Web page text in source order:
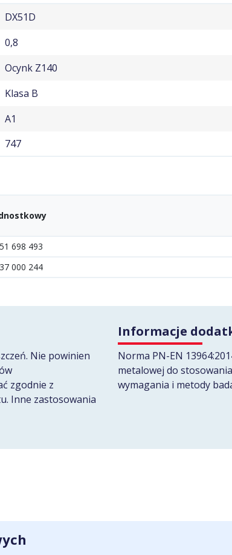
DX51D
0,8
Ocynk Z140
Klasa B
A1
747
698 493
000 244
Nie powinien
zgodnie z
Inne zastosowania
Informacje
Norma PN-EN
metalowej do
wymagania i metody